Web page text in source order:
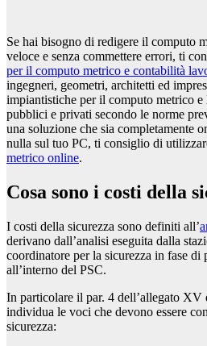
Se hai bisogno di redigere il computo
veloce e senza commettere errori, ti
per il computo metrico e contabilità
ingegneri, geometri, architetti ed
impiantistiche per il computo metrico
pubblici e privati secondo le norme
una soluzione che sia completamente
nulla sul tuo PC, ti consiglio di
metrico online.
Cosa sono i costi della
I costi della sicurezza sono definiti all’
derivano dall’analisi eseguita dalla
coordinatore per la sicurezza in fase di
all’interno del PSC.
In particolare il par. 4 dell’allegato
individua le voci che devono essere
sicurezza: